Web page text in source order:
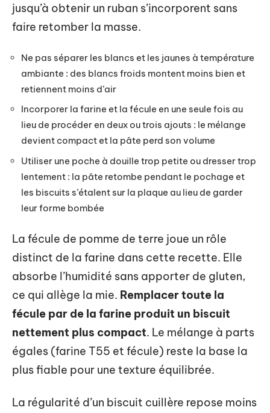
jusqu’à obtenir un ruban s’incorporent sans
faire retomber la masse.
Ne pas séparer les blancs et les jaunes à température
ambiante : des blancs froids montent moins bien et
retiennent moins d’air
Incorporer la farine et la fécule en une seule fois au
lieu de procéder en deux ou trois ajouts : le mélange
devient compact et la pâte perd son volume
Utiliser une poche à douille trop petite ou dresser trop
lentement : la pâte retombe pendant le pochage et
les biscuits s’étalent sur la plaque au lieu de garder
leur forme bombée
La fécule de pomme de terre joue un rôle
distinct de la farine dans cette recette. Elle
absorbe l’humidité sans apporter de gluten,
ce qui allège la mie. Remplacer toute la
fécule par de la farine produit un biscuit
nettement plus compact. Le mélange à parts
égales (farine T55 et fécule) reste la base la
plus fiable pour une texture équilibrée.
La régularité d’un biscuit cuillère repose moins